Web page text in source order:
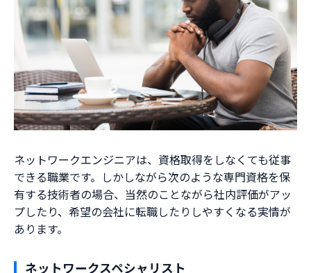
ネットワークエンジニアは、資格取得をしなくても従事
できる職業です。しかしながら次のような専門資格を保
有する技術者の場合、当然のことながら社内評価がアッ
プしたり、希望の会社に転職したりしやすくなる実情が
あります。
ネットワークスペシャリスト